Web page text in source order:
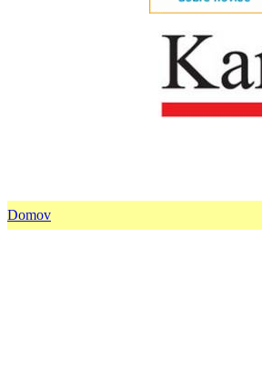
Domov